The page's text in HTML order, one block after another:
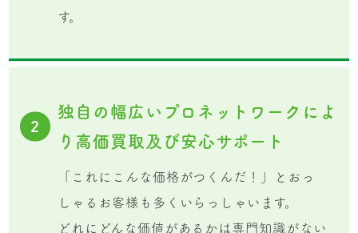
す。
2
独自の幅広いプロネットワークによ
り高価買取及び安心サポート
「これにこんな価格がつくんだ！」とおっ
しゃるお客様も多くいらっしゃいます。
どれにどんな価値があるかは専門知識がない